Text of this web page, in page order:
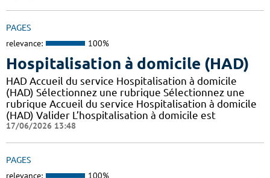
PAGES
relevance: 100%
Hospitalisation à domicile (HAD)
HAD Accueil du service Hospitalisation à domicile
(HAD) Sélectionnez une rubrique Sélectionnez une
rubrique Accueil du service Hospitalisation à domicile
(HAD) Valider L’hospitalisation à domicile est
17/06/2026 13:48
PAGES
relevance: 100%